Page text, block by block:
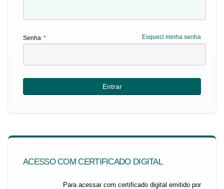
Esqueci minha senha
Senha *
ACESSO COM CERTIFICADO DIGITAL
Para acessar com certificado digital emitido por